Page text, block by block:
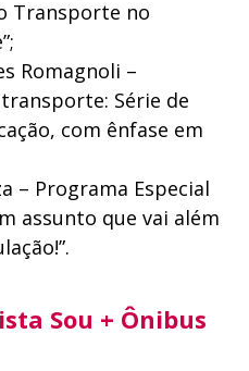
Transporte no
Romagnoli –
Série de
com ênfase em
– Programa Especial
assunto que vai além
Sou + Ônibus